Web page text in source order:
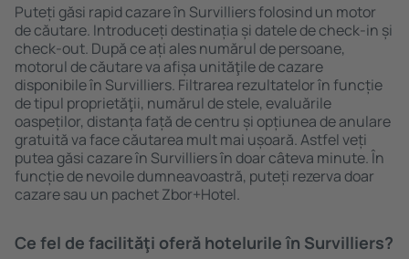
Puteți găsi rapid cazare în Survilliers folosind un motor
de căutare. Introduceți destinația și datele de check-in și
check-out. După ce ați ales numărul de persoane,
motorul de căutare va afișa unităţile de cazare
disponibile în Survilliers. Filtrarea rezultatelor în funcție
de tipul proprietăţii, numărul de stele, evaluările
oaspeților, distanța față de centru și opțiunea de anulare
gratuită va face căutarea mult mai ușoară. Astfel veți
putea găsi cazare în Survilliers în doar câteva minute. În
funcție de nevoile dumneavoastră, puteți rezerva doar
cazare sau un pachet Zbor+Hotel.
Ce fel de facilităţi oferă hotelurile în Survilliers?